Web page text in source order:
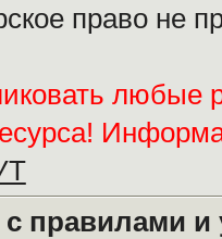
право не
любые
правилами